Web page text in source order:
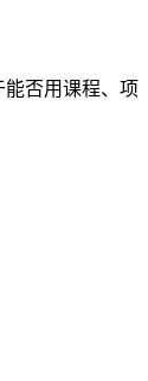
否用课程、项